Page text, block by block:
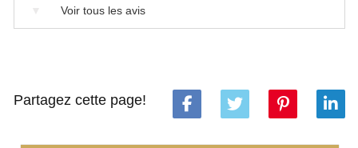
Voir tous les avis
Partagez cette page!